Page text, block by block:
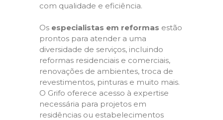
com qualidade e eficiência.
Os especialistas em reformas estão
prontos para atender a uma
diversidade de serviços, incluindo
reformas residenciais e comerciais,
renovações de ambientes, troca de
revestimentos, pinturas e muito mais.
O Grifo oferece acesso à expertise
necessária para projetos em
residências ou estabelecimentos